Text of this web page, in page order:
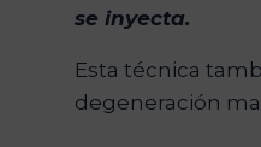
se inyecta.
Esta técnica
degeneración